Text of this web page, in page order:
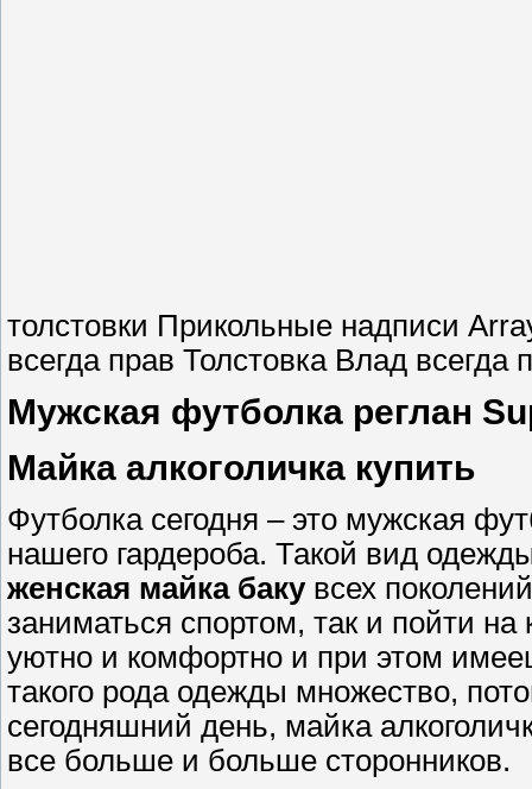
толстовки Прикольные надписи
всегда прав Толстовка Влад всегда
Мужская футболка реглан
Майка алкоголичка купить
Футболка сегодня – это мужская
нашего гардероба. Такой вид
женская майка бакувсех
заниматься спортом, так и пойти
уютно и комфортно и при этом
такого рода одежды множество,
сегодняшний день, майка
все больше и больше сторонников.